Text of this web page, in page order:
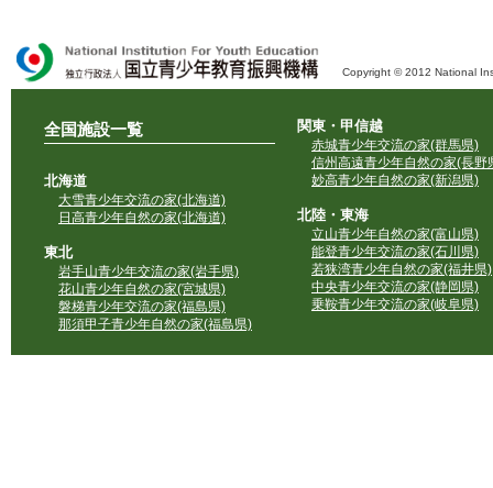
Copyright © 2012 National
全国施設一覧
北海道
大雪青少年交流の家(北海道)
日高青少年自然の家(北海道)
東北
岩手山青少年交流の家(岩手県)
花山青少年自然の家(宮城県)
磐梯青少年交流の家(福島県)
那須甲子青少年自然の家(福島県)
関東・甲信越
赤城青少年交流の家(群馬県)
信州高遠青少年自然の家(長野
妙高青少年自然の家(新潟県)
北陸・東海
立山青少年自然の家(富山県)
能登青少年交流の家(石川県)
若狭湾青少年自然の家(福井県)
中央青少年交流の家(静岡県)
乗鞍青少年交流の家(岐阜県)